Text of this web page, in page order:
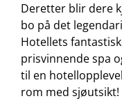
Deretter blir dere
bo på det
Hotellets
prisvinnende spa
til en
rom med sjøutsikt!